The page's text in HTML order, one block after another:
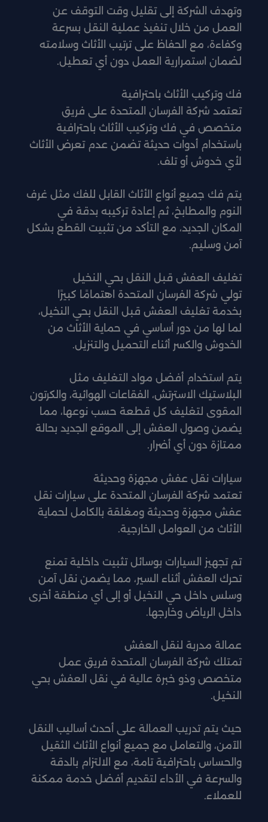
وتهدف الشركة إلى تقليل وقت التوقف عن
العمل من خلال تنفيذ عملية النقل بسرعة
وكفاءة، مع الحفاظ على ترتيب الأثاث وسلامته
لضمان استمرارية العمل دون أي تعطيل.
فك وتركيب الأثاث باحترافية
تعتمد شركة الفرسان المتحدة على فريق
متخصص في فك وتركيب الأثاث باحترافية
باستخدام أدوات حديثة تضمن عدم تعرض الأثاث
لأي خدوش أو تلف.
يتم فك جميع أنواع الأثاث القابل للفك مثل غرف
النوم والمطابخ، ثم إعادة تركيبه بدقة في
المكان الجديد، مع التأكد من تثبيت القطع بشكل
آمن وسليم.
تغليف العفش قبل النقل بحي النخيل
تولي شركة الفرسان المتحدة اهتمامًا كبيرًا
بخدمة تغليف العفش قبل النقل بحي النخيل،
لما لها من دور أساسي في حماية الأثاث من
الخدوش والكسر أثناء التحميل والتنزيل.
يتم استخدام أفضل مواد التغليف مثل
البلاستيك الاسترتش، الفقاعات الهوائية، والكرتون
المقوى لتغليف كل قطعة حسب نوعها، مما
يضمن وصول العفش إلى الموقع الجديد بحالة
ممتازة دون أي أضرار.
سيارات نقل عفش مجهزة وحديثة
تعتمد شركة الفرسان المتحدة على سيارات نقل
عفش مجهزة وحديثة ومغلقة بالكامل لحماية
الأثاث من العوامل الخارجية.
تم تجهيز السيارات بوسائل تثبيت داخلية تمنع
تحرك العفش أثناء السير، مما يضمن نقل آمن
وسلس داخل حي النخيل أو إلى أي منطقة أخرى
داخل الرياض وخارجها.
عمالة مدربة لنقل العفش
تمتلك شركة الفرسان المتحدة فريق عمل
متخصص وذو خبرة عالية في نقل العفش بحي
النخيل.
حيث يتم تدريب العمالة على أحدث أساليب النقل
الآمن، والتعامل مع جميع أنواع الأثاث الثقيل
والحساس باحترافية تامة، مع الالتزام بالدقة
والسرعة في الأداء لتقديم أفضل خدمة ممكنة
للعملاء.